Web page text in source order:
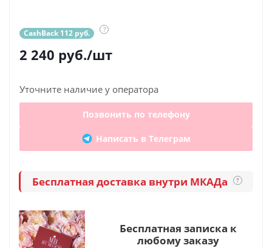
CashBack 112 руб. ?
2 240 руб./шт
Уточните наличие у оператора
Позвонить по телефону
Написать в Телеграм
Бесплатная доставка внутри МКАДа ?
Бесплатная записка к
любому заказу